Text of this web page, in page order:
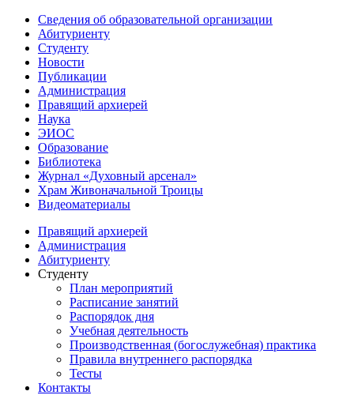
Сведения об образовательной организации
Абитуриенту
Студенту
Новости
Публикации
Администрация
Правящий архиерей
Наука
ЭИОС
Образование
Библиотека
Журнал «Духовный арсенал»
Храм Живоначальной Троицы
Видеоматериалы
Правящий архиерей
Администрация
Абитуриенту
Студенту
План мероприятий
Расписание занятий
Распорядок дня
Учебная деятельность
Производственная (богослужебная) практика
Правила внутреннего распорядка
Тесты
Контакты